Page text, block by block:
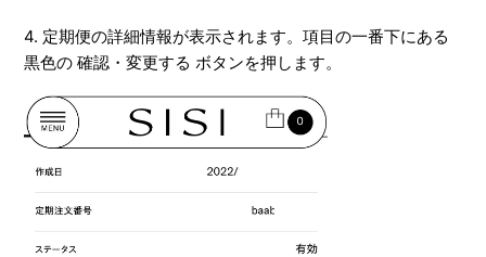
4. 定期便の詳細情報が表示されます。項目の一番下にある
黒色の 確認・変更する ボタンを押します。